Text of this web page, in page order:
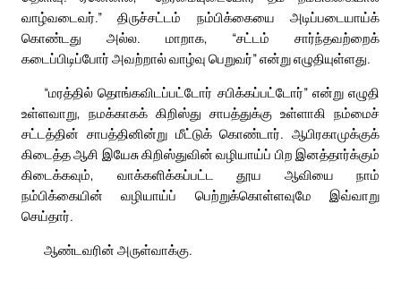
வாழ்வடைவர்.” திருச்சட்டம் நம்பிக்கையை அடிப்படையாய்க்
கொண்டது அல்ல. மாறாக, “சட்டம் சார்ந்தவற்றைக்
கடைப்பிடிப்போர் அவற்றால் வாழ்வு பெறுவர்” என்று எழுதியுள்ளது.
“மரத்தில் தொங்கவிடப்பட்டோர் சபிக்கப்பட்டோர்” என்று எழுதி
உள்ளவாறு, நமக்காகக் கிறிஸ்து சாபத்துக்கு உள்ளாகி நம்மைச்
சட்டத்தின் சாபத்தினின்று மீட்டுக் கொண்டார். ஆபிரகாமுக்குக்
கிடைத்த ஆசி இயேசு கிறிஸ்துவின் வழியாய்ப் பிற இனத்தார்க்கும்
கிடைக்கவும், வாக்களிக்கப்பட்ட தூய ஆவியை நாம்
நம்பிக்கையின் வழியாய்ப் பெற்றுக்கொள்ளவுமே இவ்வாறு
செய்தார்.
ஆண்டவரின் அருள்வாக்கு.